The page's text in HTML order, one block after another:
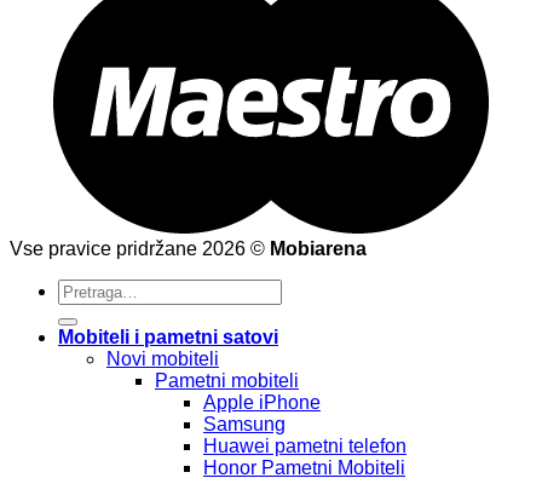
Vse pravice pridržane 2026 © Mobiarena
Pretraži:
Mobiteli i pametni satovi
Novi mobiteli
Pametni mobiteli
Apple iPhone
Samsung
Huawei pametni telefon
Honor Pametni Mobiteli